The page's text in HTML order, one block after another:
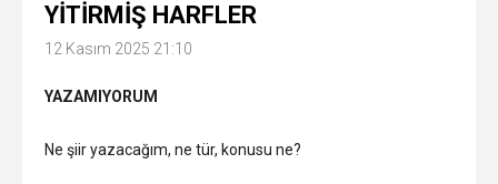
YİTİRMİŞ HARFLER
12 Kasım 2025 21:10
YAZAMIYORUM
Ne şiir yazacağım, ne tür, konusu ne?